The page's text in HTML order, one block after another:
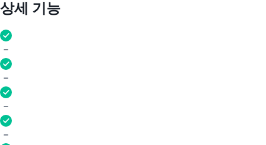
상세 기능